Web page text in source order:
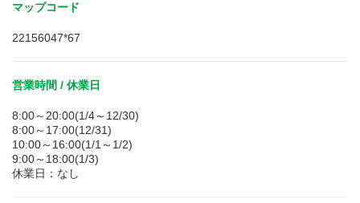
マップコード
22156047*67
営業時間 / 休業日
8:00～20:00(1/4～12/30)
8:00～17:00(12/31)
10:00～16:00(1/1～1/2)
9:00～18:00(1/3)
休業日：なし